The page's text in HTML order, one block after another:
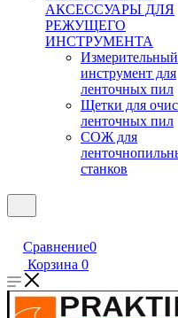
АКСЕССУАРЫ ДЛЯ
РЕЖУЩЕГО
ИНСТРУМЕНТА
Измерительный
инструмент для
ленточных пил
Щетки для
ленточных пил
СОЖ для
станков
Сравнение0
Корзина 0